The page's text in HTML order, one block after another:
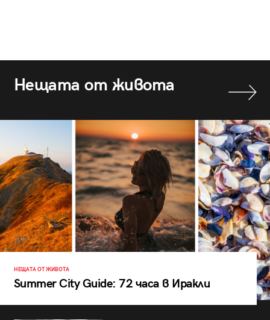
Нещата от живота
НЕЩАТА ОТ ЖИВОТА
Summer City Guide: 72 часа в Иракли